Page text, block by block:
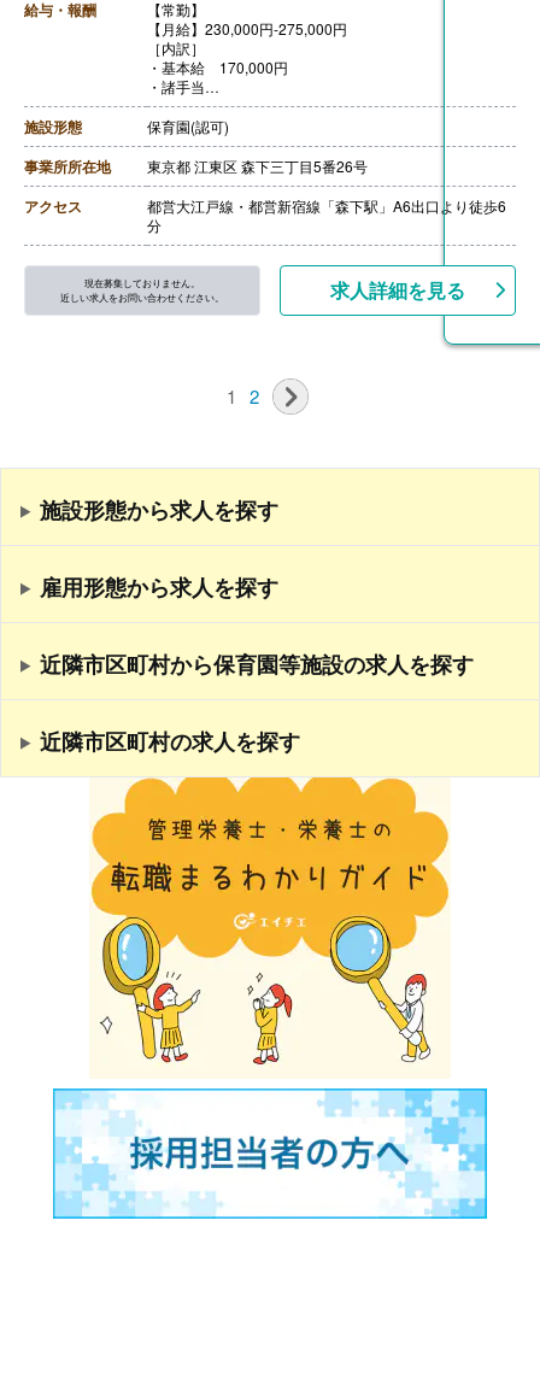
※6ヶ月定期支給の場合は上限216,000円
【昇給】あり（年1回）※本人評価、会社業績による
【退職金】あり
給与・報酬
【常勤】
【月給】230,000円-275,000円
［内訳］
・基本給 170,000円
・諸手当
［その他手当］
・処遇改善2手当 5,000円- ※キャリアアップ研修の受
講・修了証の提出で支給
・処遇改善3手当 ※今年度標準金額にて算出（年度毎に
金額変動の可能性、および標準金額を下回る場合あり）
・時間外手当
・皆勤手当 60,000円
・栄養士技能向上手当 3,000円-15,000円
・ひとり親手当 5,000円/月
・ひとり親特別応援手当 50,000円×2回/年（小学生以
下の子どもがいる方が対象）
※自治体の制度変更等により、一部手当が変更される可
【賞与】年2回（計3.00ヶ月分）※7月・12月
【通勤手当】あり（上限40,000円/月）
※6ヶ月定期支給の場合は上限216,000円
施設形態 保育園(認可)
事業所所在地 東京都 江東区 森下三丁目5番26号
アクセス
都営大江戸線・都営新宿線「森下駅」A6出口より徒歩6
分
現在募集しておりません。
近しい求人をお問い合わせください。
求人詳細を見る
1 2
施設形態から求人を探す
雇用形態から求人を探す
近隣市区町村から保育園等施設の求人を探す
近隣市区町村の求人を探す